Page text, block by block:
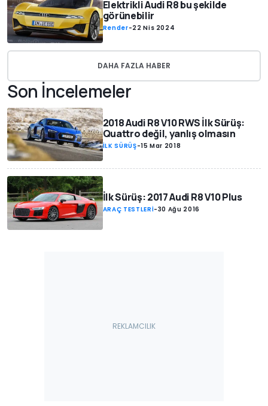
Elektrikli Audi R8 bu şekilde
görünebilir
Render-22 Nis 2024
DAHA FAZLA HABER
Son İncelemeler
2018 Audi R8 V10 RWS İlk Sürüş:
Quattro değil, yanlış olmasın
İLK SÜRÜŞ-15 Mar 2018
İlk Sürüş: 2017 Audi R8 V10 Plus
ARAÇ TESTLERİ-30 Ağu 2016